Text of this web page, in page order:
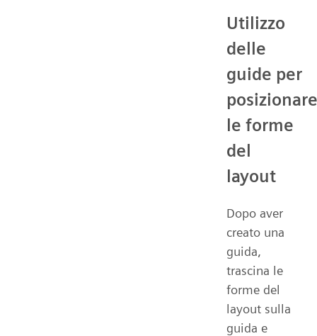
Utilizzo
delle
guide per
posizionare
le forme
del
layout
Dopo aver
creato una
guida,
trascina le
forme del
layout sulla
guida e